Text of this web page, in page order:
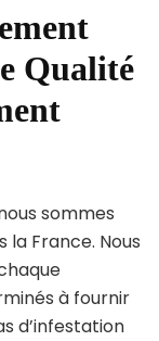
Qualité
sommes
la France. Nous
à fournir
d’infestation